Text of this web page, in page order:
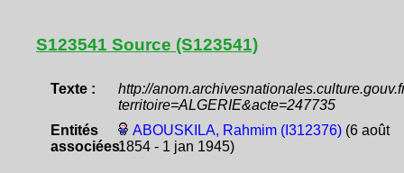
S123541 Source (S123541)
Texte :
http://
territoire=ALGERIE&acte=247735
Entités
associées:
ABOUSKILA, Rahmim (I312376)(6 août
1854 - 1 jan 1945)